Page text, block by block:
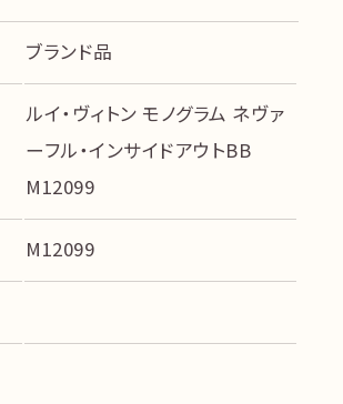
ブランド品
ルイ・ヴィトン モノグラム ネヴァ
ーフル・インサイドアウトBB
M12099
M12099